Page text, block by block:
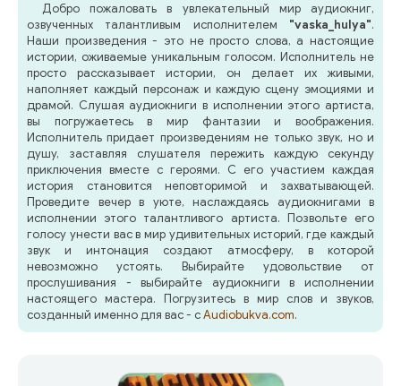
Добро пожаловать в увлекательный мир аудиокниг,
озвученных талантливым исполнителем "vaska_hulya".
Наши произведения - это не просто слова, а настоящие
истории, оживаемые уникальным голосом. Исполнитель не
просто рассказывает истории, он делает их живыми,
наполняет каждый персонаж и каждую сцену эмоциями и
драмой. Слушая аудиокниги в исполнении этого артиста,
вы погружаетесь в мир фантазии и воображения.
Исполнитель придает произведениям не только звук, но и
душу, заставляя слушателя пережить каждую секунду
приключения вместе с героями. С его участием каждая
история становится неповторимой и захватывающей.
Проведите вечер в уюте, наслаждаясь аудиокнигами в
исполнении этого талантливого артиста. Позвольте его
голосу унести вас в мир удивительных историй, где каждый
звук и интонация создают атмосферу, в которой
невозможно устоять. Выбирайте удовольствие от
прослушивания - выбирайте аудиокниги в исполнении
настоящего мастера. Погрузитесь в мир слов и звуков,
созданный именно для вас - сAudiobukva.com.